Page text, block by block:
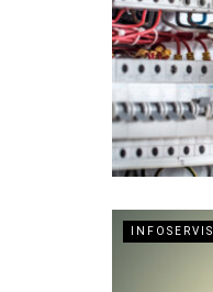
INFOSERVIS